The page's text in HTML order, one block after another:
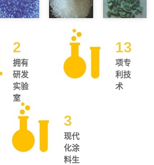
2
拥有
研发
实验
室
13
项专
利技
术
3
现代
化涂
料生